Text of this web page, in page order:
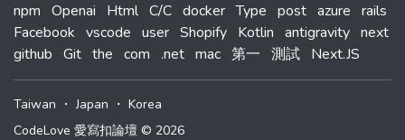
npm Openai Html C/C docker Type post azure rails
Facebook vscode user Shopify Kotlin antigravity next
github Git the com .net mac 第一 測試 Next.JS
Taiwan ・Japan ・ Korea
CodeLove 愛寫扣論壇 © 2026